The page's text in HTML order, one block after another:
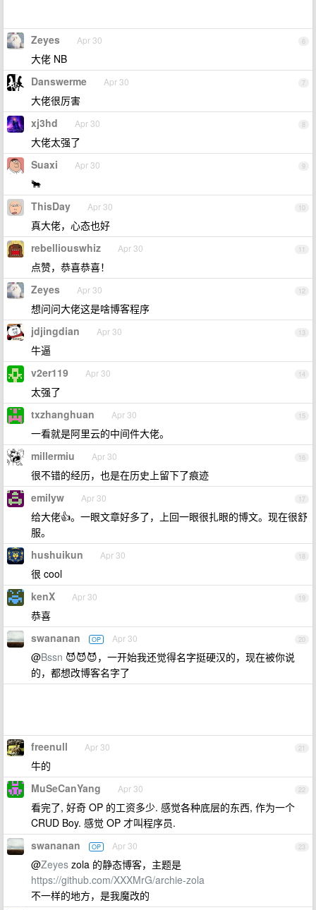
6
Zeyes Apr 30
大佬 NB
7
Danswerme Apr 30
大佬很厉害
8
xj3hd Apr 30
大佬太强了
9
Suaxi Apr 30
🐂
10
ThisDay Apr 30
真大佬，心态也好
11
rebelliouswhiz Apr 30
点赞，恭喜恭喜！
12
Zeyes Apr 30
想问问大佬这是啥博客程序
13
jdjingdian Apr 30
牛逼
14
v2er119 Apr 30
太强了
15
txzhanghuan Apr 30
一看就是阿里云的中间件大佬。
16
millermiu Apr 30
很不错的经历，也是在历史上留下了痕迹
17
emilyw Apr 30
给大佬👍。一眼文章好多了，上回一眼很扎眼的博文。现在很舒
服。
18
hushuikun Apr 30
很 cool
19
kenX Apr 30
恭喜
20
swananan OP Apr 30
@Bssn 😈😈😈，一开始我还觉得名字挺硬汉的，现在被你说
的，都想改博客名字了
21
freenull Apr 30
牛的
22
MuSeCanYang Apr 30
看完了, 好奇 OP 的工资多少. 感觉各种底层的东西, 作为一个
CRUD Boy. 感觉 OP 才叫程序员.
23
swananan OP Apr 30
@Zeyes zola 的静态博客，主题是
https://github.com/XXXMrG/archie-zola
不一样的地方，是我魔改的